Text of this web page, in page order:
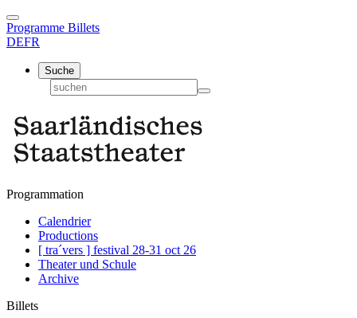
Programme Billets
DEFR
Suche
Programmation
Calendrier
Productions
[ tra´vers ] festival 28-31 oct 26
Theater und Schule
Archive
Billets